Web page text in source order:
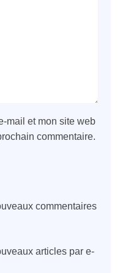
mail et mon site web
commentaire.
commentaires
articles par e-